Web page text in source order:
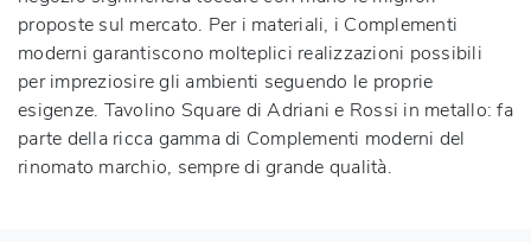
proposte sul mercato. Per i materiali, i Complementi
moderni garantiscono molteplici realizzazioni possibili
per impreziosire gli ambienti seguendo le proprie
esigenze. Tavolino Square di Adriani e Rossi in metallo: fa
parte della ricca gamma di Complementi moderni del
rinomato marchio, sempre di grande qualità.